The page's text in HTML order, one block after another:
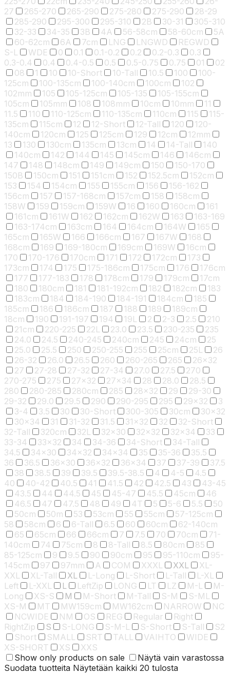
27
265-270 265-290 275-280 275-290
28-29
285-290
295-300 295-310 2B 30-31
305-310
32-33
34-35 3B 4A 56-58cm 58-60cm
5A
60-62cm
6A 7cm LNG LNGWD
REGWD
S-L
WDE 0 0.1 0.1-0.2 0.2 0.2-0.3
0.3
0.3-0.4
0.4 0.4-0.5 0.5 0.5-0.75 0.75 01
02
08
1 10 10-Short 10-Tall 10.5 100
100-
125cm
100-135cm 100-140cm 100cm
102
102mm
105 105-125cm 105-135
105-155cm
105cm
105mm 108 108mm 10cm 10mm
11
11.5
110 110-125cm 110-135cm 110cm 115
115-
135cm
115cm 12 12-Short 12-Tall 120
120-
140cm
120cm 125 125cm 129 12cm
12mm
13
130 130cm 135cm 13cm 14 14-Tall
140
140cm
142 144 145 145cm 146
146cm
147
148 148cm 149 149cm 150
150-170
150B
150cm 151 151cm 152 152.5cm
152cm
153
154 154cm 155 155cm 156
156-162
156cm
157 157-168cm 157cm 158
158cm
158W
159 159cm 159W 16 160 160cm
161
161cm
161W 162 162cm 162W 163
163-169
163-174cm
163cm 164 164cm 164W
165
165cm
165W 166 166cm 167 167W
168
168cm
169 169-180cm 169cm 169W
16cm
170
170-176 170cm 171 172 172cm
173
173cm
174 175 175-186cm 175cm 176
176cm
177
177-183 178 178cm 179 179cm
17cm
180
180cm 181 181-192cm 182 182cm
183
183cm
184 184-190 184-191 184cm
185
185cm
186 186cm 187 188 189
189cm
18cm
190 191-197 194 19L 2 2-3 2.5
210
21cm
220-225 22L 23.0 23.5 230-235
235
24.0
24.5 240-245 240cm 245 24cm
25
25.0
25.5 250 250-255 255 25cm 25L
26
26-32
26.0 26.5 260 260-265 265
26x32
27
27-28 27-32 27-34 27.0 27.5
270
270-275
275 27x32 27x34 28 28.0
28.5
280
280-285 280cm 285 28x32 29
29-30
29-32
29.0 29.5 290 290-295 295 29x32
3
3-4
3.5 30 30-Short 300-305 30cm
30x32
30x34
31 31-32 31.5 31x32 32
32-Short
32-Tall
320cm 32L 32x30 32x32 32x34
33
33-34
33x32 34 34-36 34-Short
34-Tall
34.5
34x30 34x32 34x34 35 35-36
35.5
36
36.5 36x30 36x32 36x34 37 37-39
37.5
38
38.5 39 39.5 39.5-38.5 4 4-5
4.5
40
40-42 40.5 41 41.5 42 42.5 43
43-45
43.5
44 44.5 45 45-47 45.5 45cm
46
46.5
47 47.5 48 49 4T 5 5-6 5.5
50
50cm
50m 53 53cm 55 55cm
57-125cm
58
58cm 6 6-Tall 6.5 60 60cm
62-140cm
65
65cm 66 66cm 7 7.5 70 70cm
71-
140cm
74 75cm 8 8-Tall 8.5 80cm
85
85-125cm
9 9.5 90 90cm 95 95-110cm
95-
145cm
97 97mm A COM XXXL XXL
XL-
XXL
XL-Tall XL L-Long L-Short L-Tall
L-XL
Left
L-XXL L LeftZip LONG LT LZ M-L
M-
Long
XS-S M M-Short M-Tall S-M
S-ML
XS-M
MT MW159cm MW162cm NARROW
NC
NCWIDE
NM OS REG Regular
Right
RightZip
S S-LONG S-M-L S-Short S-Tall
S2
Short
SMALL SRT TALL VAIHTO
WIDE
XS-SHORT
XS
XXS
Show only products on sale
Näytä vain varastossa
Suodata tuotteita Näytetään kaikki 20 tulosta